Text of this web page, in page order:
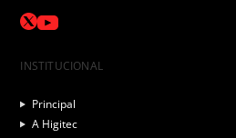
INSTITUCIONAL
Principal
A Higitec